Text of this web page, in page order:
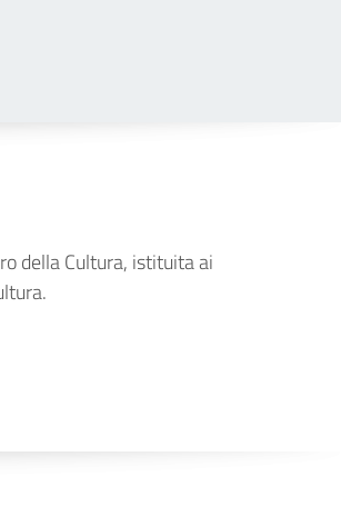
della Cultura, istituita ai